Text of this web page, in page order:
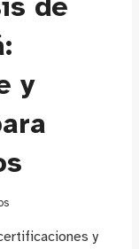
de
y
y